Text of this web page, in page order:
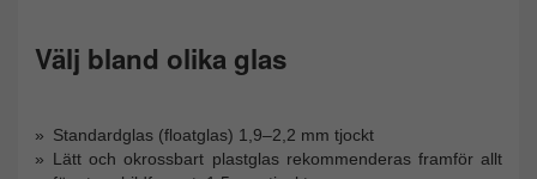
Välj bland olika glas
Standardglas (floatglas) 1,9–2,2 mm tjockt
Lätt och okrossbart plastglas rekommenderas framför allt